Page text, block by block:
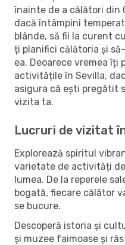
înainte de a călători din
dacă întâmpini
blânde, să fii la curent
ți planifici călătoria și
ea. Deoarece vremea
activitățile în Sevilla,
asigura că ești pregătit
vizita ta.
Lucruri de vizitat
Explorează spiritul
varietate de activități
lumea. De la reperele
bogată, fiecare călător
se bucure.
Descoperă istoria și
și muzee faimoase și